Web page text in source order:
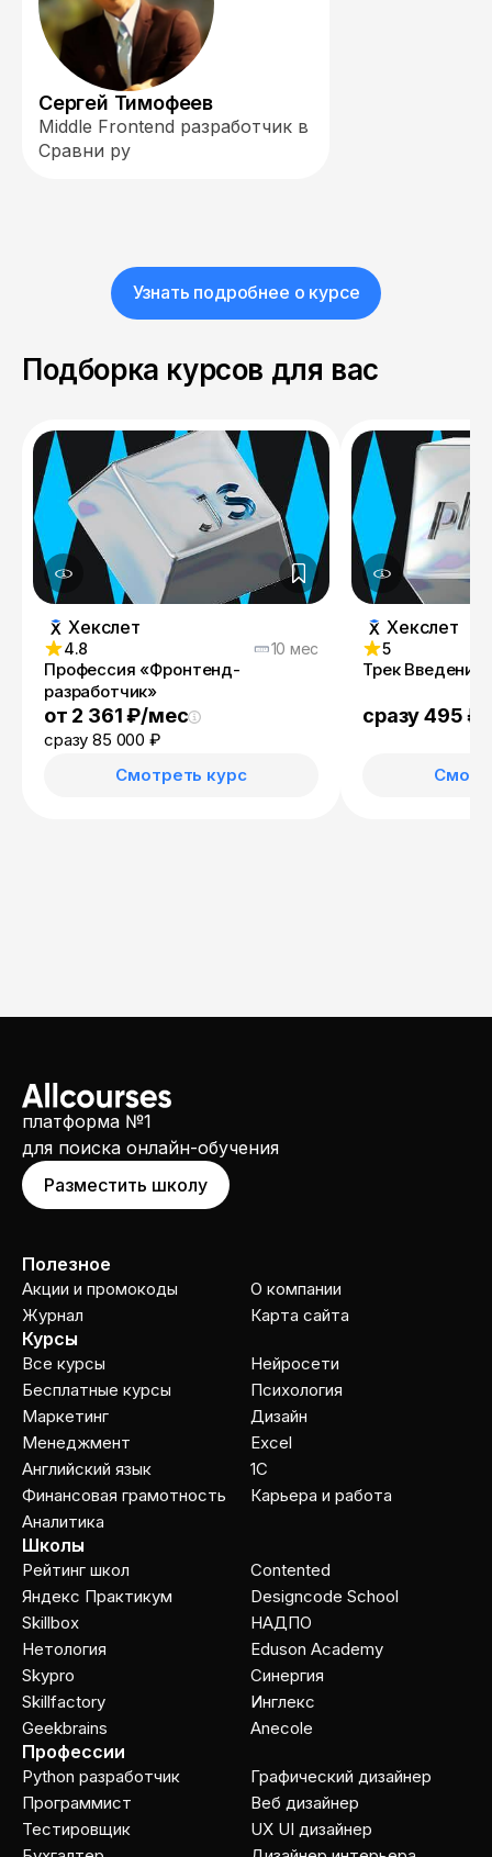
Сергей Тимофеев
Middle Frontend разработчик в
Сравни ру
Узнать подробнее о курсе
Подборка курсов для вас
Хекслет
4.8 10 мес
Профессия «Фронтенд-
разработчик»
от 2 361 ₽/мес
сразу 85 000 ₽
Смотреть курс
Хекслет
5
Трек Введение
сразу 495 ₽
платформа №1
для поиска онлайн-обучения
Разместить школу
Полезное
Акции и промокоды
Журнал
О компании
Карта сайта
Курсы
Все курсы
Бесплатные курсы
Маркетинг
Менеджмент
Английский язык
Финансовая грамотность
Аналитика
Нейросети
Психология
Дизайн
Excel
1C
Карьера и работа
Школы
Рейтинг школ
Яндекс Практикум
Skillbox
Нетология
Skypro
Skillfactory
Geekbrains
Contented
Designcode School
НАДПО
Eduson Academy
Cинергия
Инглекс
Anecole
Профессии
Python разработчик
Программист
Тестировщик
Графический дизайнер
Веб дизайнер
UX UI дизайнер